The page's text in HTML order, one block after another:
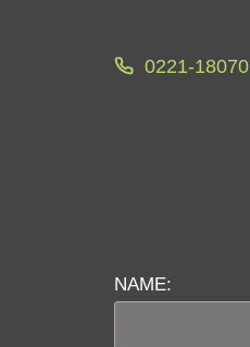
0221-18070
NAME: